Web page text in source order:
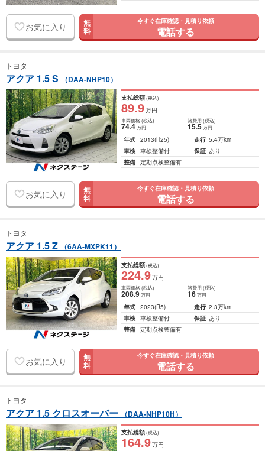
お気に入り 無
料
今すぐ在庫確認・見積り依頼
電話する
トヨタ
アクア 1.5 S （DAA-NHP10）
支払総額(税込)
89.9万円
車両価格(税込)
74.4万円
諸費用 (税込)
15.5 万円
年式 2013(H25) 走行 5.4万km
車検 車検整備付 保証 あり
整備 定期点検整備有
お気に入り 無
料
今すぐ在庫確認・見積り依頼
電話する
トヨタ
アクア 1.5 Z （6AA-MXPK11）
支払総額(税込)
224.9万円
車両価格(税込)
208.9万円
諸費用 (税込)
16 万円
年式 2023(R5) 走行 2.3万km
車検 車検整備付 保証 あり
整備 定期点検整備有
お気に入り 無
料
今すぐ在庫確認・見積り依頼
電話する
トヨタ
アクア 1.5 クロスオーバー （DAA-NHP10H）
支払総額(税込)
164.9万円